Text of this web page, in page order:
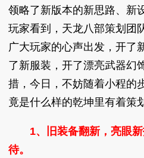
领略了新版本的新思路、新
玩家看到，天龙八部策划团
广大玩家的心声出发，开了
了新服装，开了漂亮武器幻
措，今日，不妨随着小程的
竟是什么样的乾坤里有着策
1、旧装备翻新，亮眼
待。